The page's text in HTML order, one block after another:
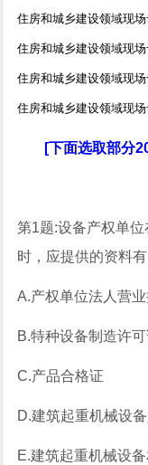
住房和城乡建设领域现
住房和城乡建设领域现
住房和城乡建设领域现
住房和城乡建设领域现
[下面选取部分
第1题:设备产权单
时，应提供的资料有
A.产权单位法人营
B.特种设备制造许
C.产品合格证
D.建筑起重机械设
E.建筑起重机械设